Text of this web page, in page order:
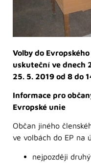
Volby do
uskuteční ve dnech
25. 5. 2019 od 8 do
Informace pro
Evropské unie
Občan jiného
ve volbách do EP na
nejpozději